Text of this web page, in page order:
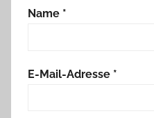
Name *
E-Mail-Adresse *